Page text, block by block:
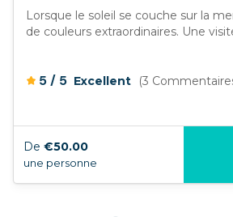
Lorsque le soleil se couche sur la
de couleurs extraordinaires. Une
5 /5 Excellent (3
De €50.00
une personne